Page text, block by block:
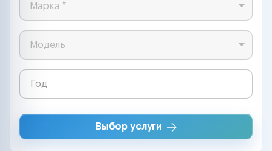
Марка *
Модель
Выбор услуги